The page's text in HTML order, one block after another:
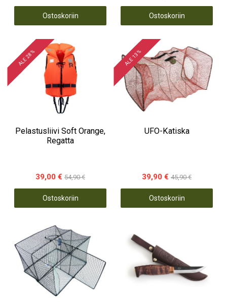
Ostoskoriin Ostoskoriin
ALE 28 %
Pelastusliivi Soft Orange,
Regatta
39,00 € 54,90 €
Ostoskoriin
ALE 13 %
UFO-Katiska
39,90 € 45,90 €
Ostoskoriin